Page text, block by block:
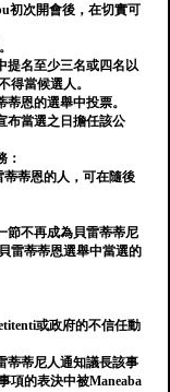
初次開會後，在切實可
提名至少三名或四名以
得當候選人。
恩的選舉中投票。
布當選之日擔任該公
：
蒂恩的人，可在隨後
節不再成為貝雷蒂蒂尼
雷蒂蒂恩選舉中當選的
或政府的不信任動
蒂蒂尼人通知議長該事
項的表決中被Maneaba